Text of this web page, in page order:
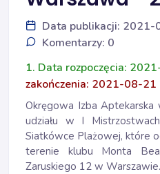
Data publikacji:
Komentarzy: 0
1. Data rozpoczęcia:
zakończenia: 2021-08-21
Okręgowa Izba
udziału w I
Siatkówce Plażowej, które
terenie klubu Monta
Zaruskiego 12 w Warszawie.